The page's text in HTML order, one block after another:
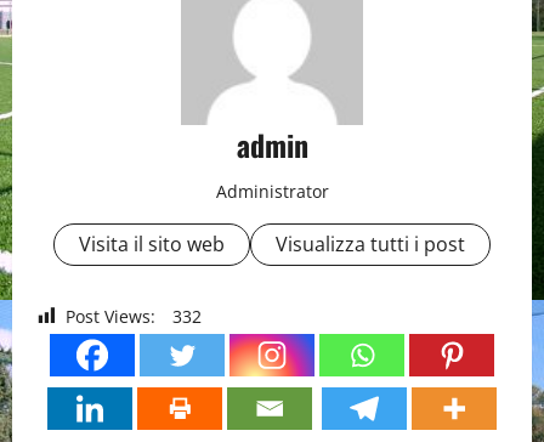
admin
Administrator
Visita il sito web Visualizza tutti i post
Post Views: 332